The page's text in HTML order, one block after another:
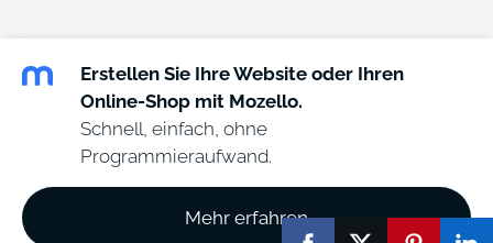
Erstellen Sie Ihre Website oder Ihren
Online-Shop mit Mozello.
Schnell, einfach, ohne
Programmieraufwand.
Mehr erfahren